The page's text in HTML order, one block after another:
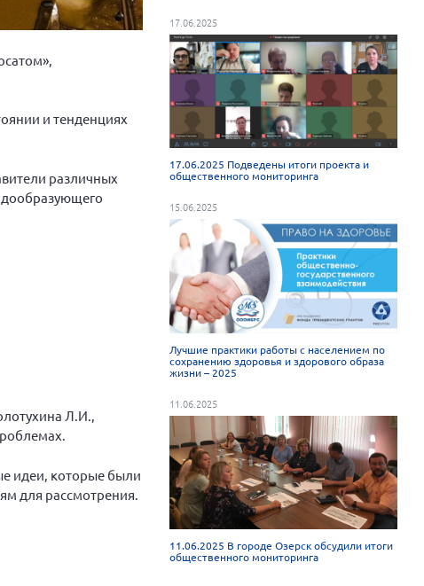
и тенденциях
различных
Л.И.,
идеи, которые были
для рассмотрения.
17.06.2025
17.06.2025 Подведены итоги проекта и
общественного мониторинга
15.06.2025
Лучшие практики работы с населением по
сохранению здоровья и здорового образа
жизни – 2025
11.06.2025
11.06.2025 В городе Озерск обсудили итоги
общественного мониторинга